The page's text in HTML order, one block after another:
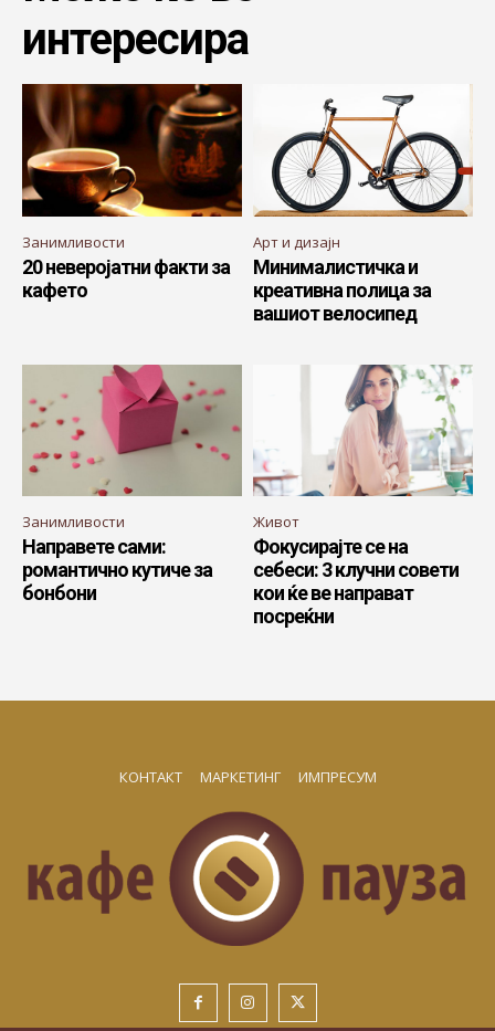
интересира
Занимливости
20 неверојатни факти за
кафето
Арт и дизајн
Минималистичка и
креативна полица за
вашиот велосипед
Занимливости
Направете сами:
романтично кутиче за
бонбони
Живот
Фокусирајте се на
себеси: 3 клучни совети
кои ќе ве направат
посреќни
КОНТАКТ МАРКЕТИНГ ИМПРЕСУМ